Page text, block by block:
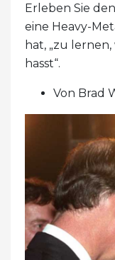
Erleben Sie
eine Heavy-
hat, „zu
hasst“.
Von Brad